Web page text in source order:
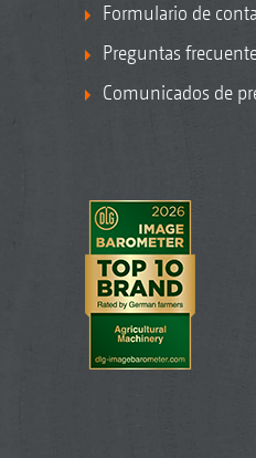
Formulario de
Preguntas
Comunicados de